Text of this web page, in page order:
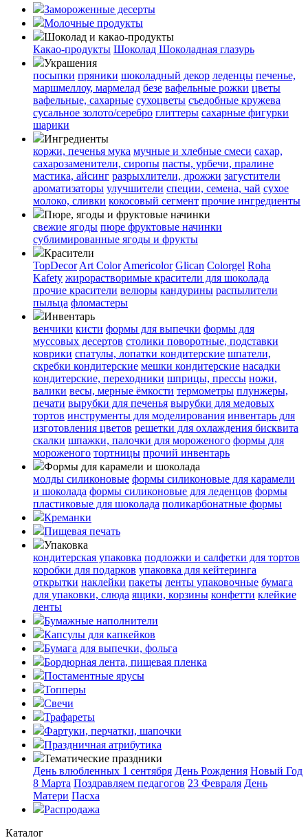
Замороженные десерты
Молочные продукты
Шоколад и какао-продукты
Какао-продукты Шоколад Шоколадная глазурь
Украшения
посыпки пряники шоколадный декор леденцы печенье,
маршмеллоу, мармелад безе вафельные рожки цветы
вафельные, сахарные сухоцветы съедобные кружева
сусальное золото/серебро глиттеры сахарные фигурки
шарики
Ингредиенты
коржи, печенья мука мучные и хлебные смеси сахар,
сахарозаменители, сиропы пасты, урбечи, пралине
мастика, айсинг разрыхлители, дрожжи загустители
ароматизаторы улучшители специи, семена, чай сухое
молоко, сливки кокосовый сегмент прочие ингредиенты
Пюре, ягоды и фруктовые начинки
свежие ягоды пюре фруктовые начинки
сублимированные ягоды и фрукты
Красители
TopDecor Art Color Americolor Glican Colorgel Roha
Kafety жирорастворимые красители для шоколада
прочие красители велюры кандурины распылители
пыльца фломастеры
Инвентарь
венчики кисти формы для выпечки формы для
муссовых десертов столики поворотные, подставки
коврики cпатулы, лопатки кондитерские шпатели,
скребки кондитерские мешки кондитерские насадки
кондитерские, переходники шприцы, прессы ножи,
валики весы, мерные ёмкости термометры плунжеры,
печати вырубки для печенья вырубки для медовых
тортов инструменты для моделирования инвентарь для
изготовления цветов решетки для охлаждения бисквита
скалки шпажки, палочки для мороженого формы для
мороженого тортницы прочий инвентарь
Формы для карамели и шоколада
молды силиконовые формы силиконовые для карамели
и шоколада формы силиконовые для леденцов формы
пластиковые для шоколада поликарбонатные формы
Креманки
Пищевая печать
Упаковка
кондитерская упаковка подложки и салфетки для тортов
коробки для подарков упаковка для кейтеринга
открытки наклейки пакеты ленты упаковочные бумага
для упаковки, слюда ящики, корзины конфетти клейкие
ленты
Бумажные наполнители
Капсулы для капкейков
Бумага для выпечки, фольга
Бордюрная лента, пищевая пленка
Постаментные ярусы
Топперы
Свечи
Трафареты
Фартуки, перчатки, шапочки
Праздничная атрибутика
Тематические праздники
День влюбленных 1 сентября День Рождения Новый Год
8 Марта Поздравляем педагогов 23 Февраля День
Матери Пасха
Распродажа
Каталог